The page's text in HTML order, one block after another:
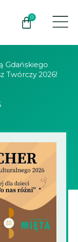
0
Wózek
Gdańskiego
Twórczy 2026!